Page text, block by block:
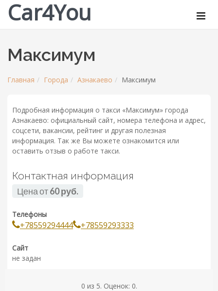
Car4You
Максимум
Главная Города Азнакаево Максимум
Подробная информация о такси «Максимум» города
Азнакаево: официальный сайт, номера телефона и адрес,
соцсети, вакансии, рейтинг и другая полезная
информация. Так же Вы можете ознакомится или
оставить отзыв о работе такси.
Контактная информация
Цена от60 руб.
Телефоны
+78559294444 +78559293333
Сайт
не задан
0 из 5. Оценок: 0.